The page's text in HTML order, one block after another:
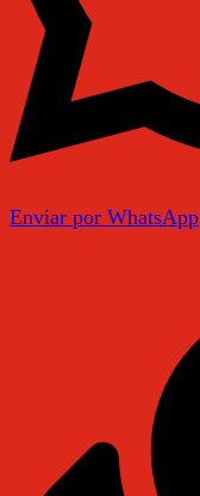
Enviar por WhatsApp